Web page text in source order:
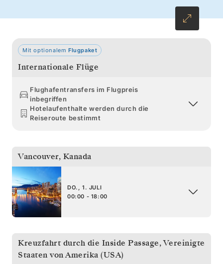
geschnitzten Figuren der Tlingit-Totempfähle
die vielschichtige Geschichte der Region
offenbaren.
Mit optionalem Flugpaket
Internationale Flüge
Flughafentransfers im Flugpreis
inbegriffen
Hotelaufenthalte werden durch die
Reiseroute bestimmt
Vancouver, Kanada
DO., 1. JULI
00:00 - 18:00
Kreuzfahrt durch die Inside Passage,Vereinigte
Staaten von Amerika (USA)